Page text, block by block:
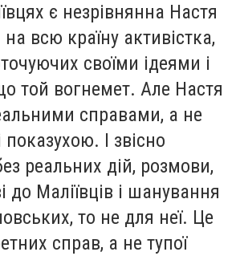
є незрівнянна Настя
всю країну активістка,
своїми ідеями і
той вогнемет. Але Настя
справами, а не
І звісно
реальних дій, розмови,
до Маліївців і шанування
то не для неї. Це
справ, а не тупої